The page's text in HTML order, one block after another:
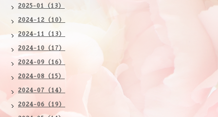
2025-01（13）
2024-12（10）
2024-11（13）
2024-10（17）
2024-09（16）
2024-08（15）
2024-07（14）
2024-06（19）